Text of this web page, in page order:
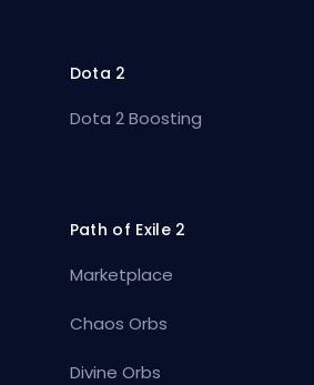
Dota 2
Dota 2 Boosting
Path of Exile 2
Marketplace
Chaos Orbs
Divine Orbs